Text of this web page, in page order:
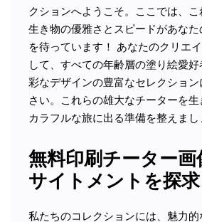
クションへようこそ。ここでは、
生き物の優雅さとスピードがあな
を待っています！ あなたのクリエ
して、すべての年齢層の塗り絵愛
彩なデザインの豊富なセレクショ
さい。これらの雄大なチーターを
カラフルな旅に出る準備を整えまし
無料印刷チーター画
サイトメントを探
私たちのコレクションには、魅力